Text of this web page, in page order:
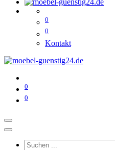
0
0
Kontakt
0
0